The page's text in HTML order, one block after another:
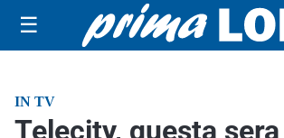
☰
IN TV
Telecity, questa